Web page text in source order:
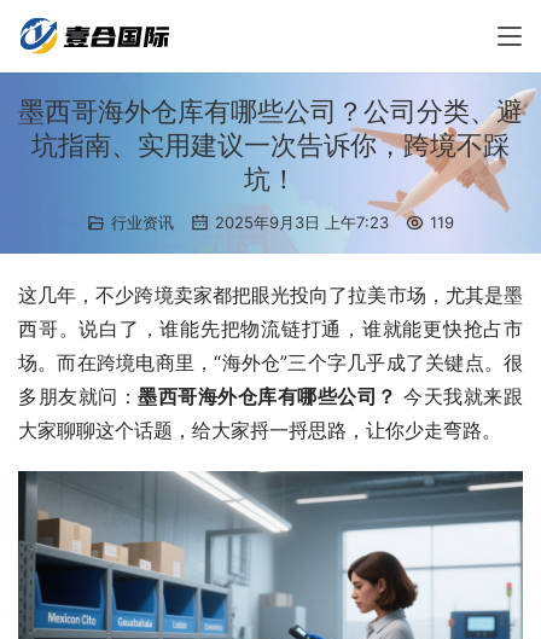
墨西哥海外仓库有哪些公司？公司分类、避
坑指南、实用建议一次告诉你，跨境不踩
坑！
行业资讯 2025年9月3日 上午7:23 119
这几年，不少跨境卖家都把眼光投向了拉美市场，尤其是墨
西哥。说白了，谁能先把物流链打通，谁就能更快抢占市
场。而在跨境电商里，“海外仓”三个字几乎成了关键点。很
多朋友就问：墨西哥海外仓库有哪些公司？ 今天我就来跟
大家聊聊这个话题，给大家捋一捋思路，让你少走弯路。